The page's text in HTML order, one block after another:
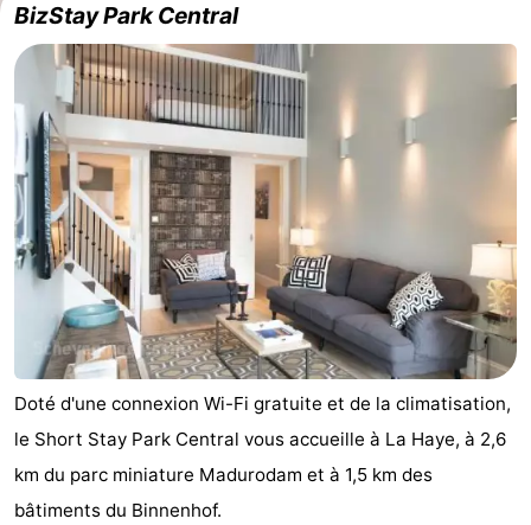
BizStay Park Central
Doté d'une connexion Wi-Fi gratuite et de la climatisation,
le Short Stay Park Central vous accueille à La Haye, à 2,6
km du parc miniature Madurodam et à 1,5 km des
bâtiments du Binnenhof.